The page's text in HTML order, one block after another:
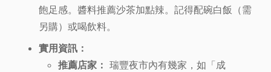
飽足感。醬料推薦沙茶加點辣。記得配碗白飯（需
另購）或喝飲料。
實用資訊：
推薦店家： 瑞豐夜市內有幾家，如「成